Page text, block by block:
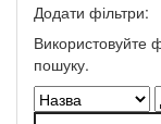
Додати фільтри:
Використовуйте
пошуку.